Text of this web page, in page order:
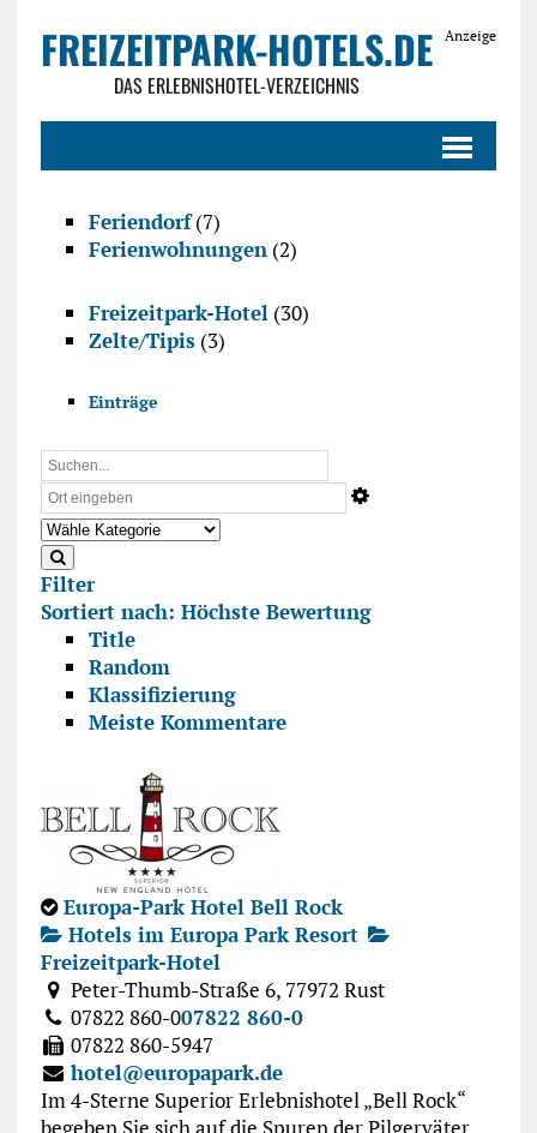
FREIZEITPARK-HOTELS.DE
DAS ERLEBNISHOTEL-VERZEICHNIS
Anzeige
Feriendorf(7)
Ferienwohnungen(2)
Freizeitpark-Hotel(30)
Zelte/Tipis(3)
Einträge
Filter
Sortiert nach: Höchste Bewertung
Title
Random
Klassifizierung
Meiste Kommentare
Europa-Park Hotel Bell Rock
Hotels im Europa Park Resort
Freizeitpark-Hotel
Peter-Thumb-Straße 6, 77972 Rust
07822 860-007822 860-0
07822 860-5947
hotel@europapark.de
Im 4-Sterne Superior Erlebnishotel „Bell Rock“